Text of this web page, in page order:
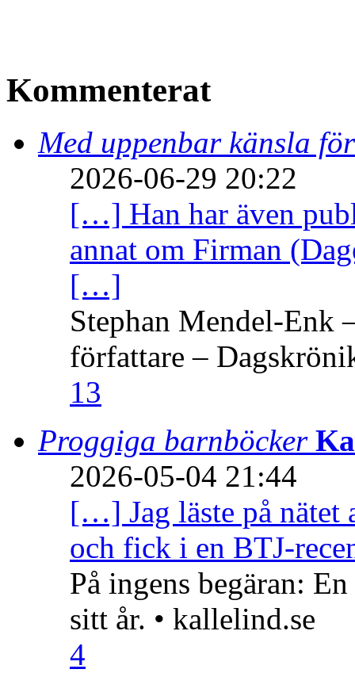
Kommenterat
Med uppenbar känsla
2026-06-29 20:22
[…] Han har även
annat om Firman
[…]
Stephan Mendel-Enk
författare –
13
Proggiga barnböcker
2026-05-04 21:44
[…] Jag läste på nätet
och fick i en BTJ-
På ingens begäran:
sitt år. • kallelind.se
4